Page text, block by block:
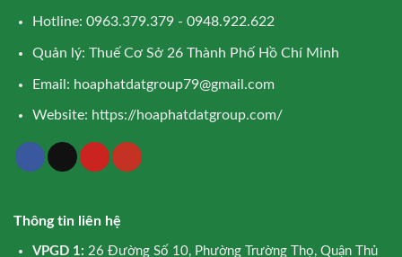
Hotline: 0963.379.379 - 0948.922.622
Quản lý: Thuế Cơ Sở 26 Thành Phố Hồ Chí Minh
Email: hoaphatdatgroup79@gmail.com
Website: https://hoaphatdatgroup.com/
Thông tin liên hệ
VPGD 1: 26 Đường Số 10, Phường Trường Thọ, Quận Thủ